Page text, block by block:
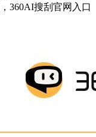
360AI搜刮官网入口